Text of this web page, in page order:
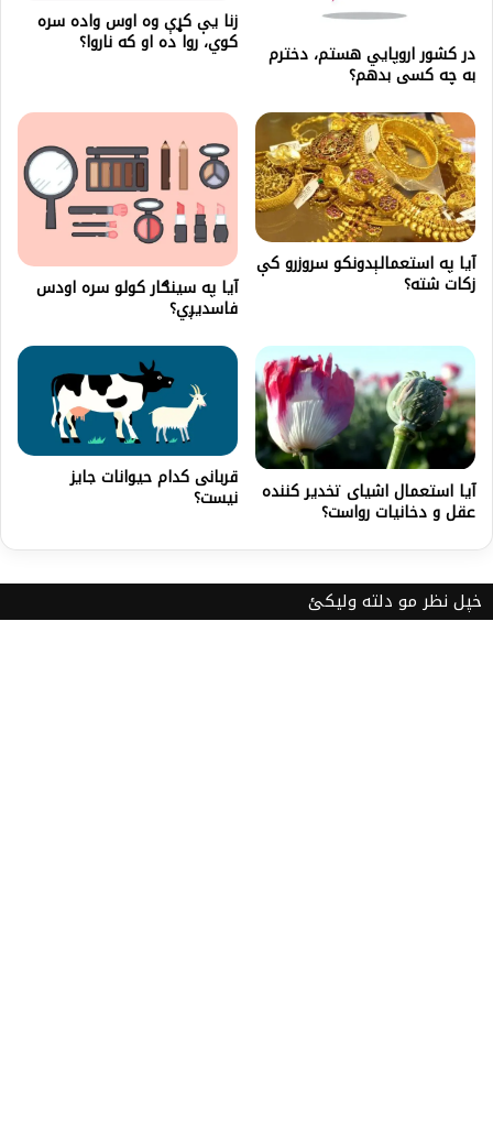
در کشور اروپايي هستم، دخترم
به چه کسی بدهم؟
زنا یې کړې وه اوس واده سره
کوي، روا ده او که ناروا؟
آيا په استعمالېدونکو سروزرو کې
زکات شته؟ آیا په سینګار کولو سره اودس
فاسدیږي؟
آیا استعمال اشیای تخدیر کننده
عقل و دخانیات رواست؟
قربانى کدام حيوانات جايز
نيست؟
خپل نظر مو دلته ولیکئ